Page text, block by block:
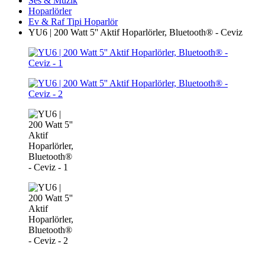
Hoparlörler
Ev & Raf Tipi Hoparlör
YU6 | 200 Watt 5'' Aktif Hoparlörler, Bluetooth® - Ceviz